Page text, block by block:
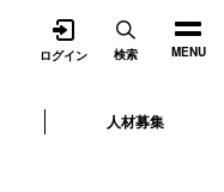
MENU
人材募集
ログイン 検索